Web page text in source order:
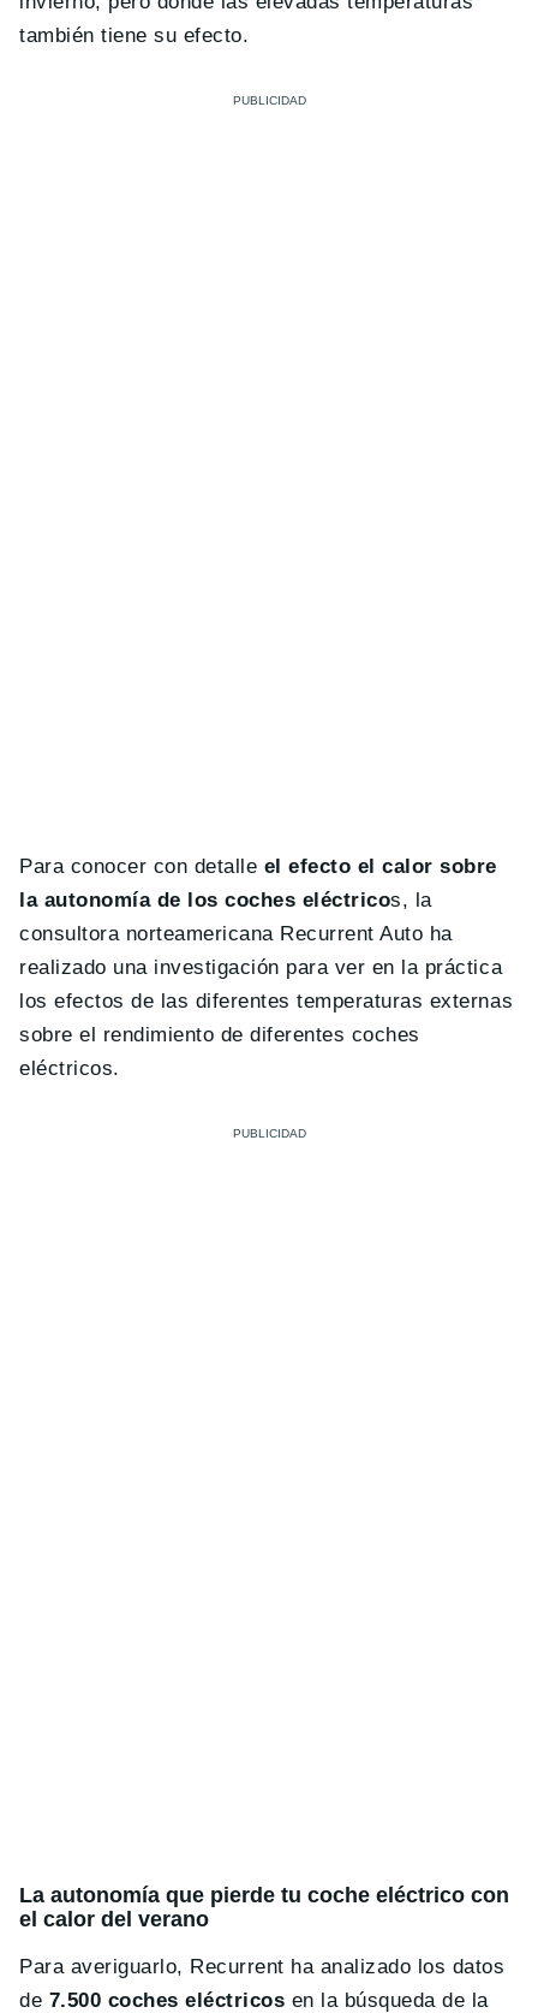
también tiene su efecto.
Para conocer con detalle el efecto el calor sobre
la autonomía de los coches eléctricos, la
consultora norteamericana Recurrent Auto ha
realizado una investigación para ver en la práctica
los efectos de las diferentes temperaturas externas
sobre el rendimiento de diferentes coches
eléctricos.
La autonomía que pierde tu coche eléctrico con
el calor del verano
Para averiguarlo, Recurrent ha analizado los datos
de 7.500 coches eléctricos en la búsqueda de la